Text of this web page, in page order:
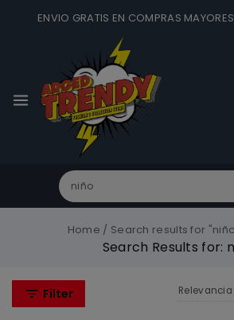
ENVIO GRATIS EN COMPRAS
Home / Search results for
Search Results for:
Filter